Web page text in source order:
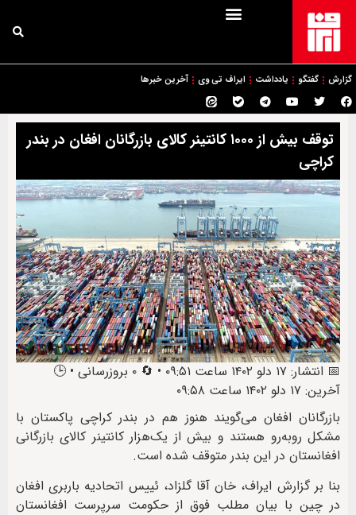
گزارش گفتگو یادداشت ایراف تی وی آخرین خبرها
توقف بیش از ۱۰۰۰ کانتینر کالای بازرگانان افغان در بندر
کراچی
📅 انتشار: ۱۷ دلو ۱۴۰۲ ساعت ۰۹:۵۱ • 🔄 ۰ بروزرسانی • 🕒
آخرین: ۱۷ دلو ۱۴۰۲ ساعت ۰۹:۵۸
بازرگانان افغان می‌گویند هنوز هم در بندر کراچی پاکستان با
مشکل روبه‌رو هستند و بیش از یک‌هزار کانتینر کالای بازرگانی
افغانستان در این بندر متوقف شده‌ است.
بنا بر گزارش ایراف، خان آقا گلزاد، ئییس اتحادیه باربری افغان
در چین با بیان مطلب فوق از حکومت سرپرست افغانستان